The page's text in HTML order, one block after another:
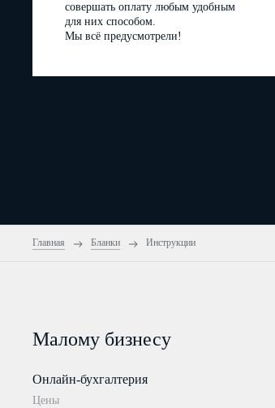
совершать оплату любым удобным
для них способом.
Мы всё предусмотрели!
Главная Бланки Инструкции
Малому бизнесу
Онлайн-бухгалтерия
Цены